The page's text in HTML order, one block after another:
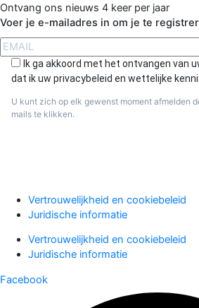
Ontvang ons nieuws 4 keer per jaar
Voer je e-mailadres in om je te
Ik ga akkoord met het ontvangen van
dat ik uw privacybeleid en wettelijke
U kunt zich op elk gewenst moment afmelden
mails te klikken.
Vertrouwelijkheid en cookiebeleid
Juridische informatie
Vertrouwelijkheid en cookiebeleid
Juridische informatie
Facebook